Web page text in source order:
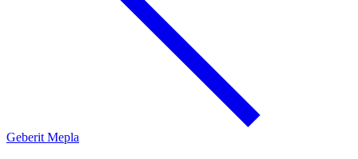
Geberit Mepla